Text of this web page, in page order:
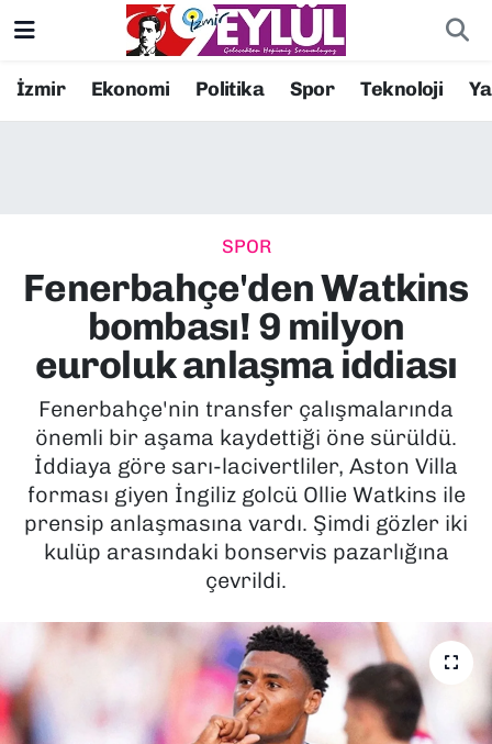
İzmir Ekonomi Politika Spor Teknoloji
SPOR
Fenerbahçe'den Watkins
bombası! 9 milyon
euroluk anlaşma iddiası
Fenerbahçe'nin transfer çalışmalarında
önemli bir aşama kaydettiği öne sürüldü.
İddiaya göre sarı-lacivertliler, Aston Villa
forması giyen İngiliz golcü Ollie Watkins ile
prensip anlaşmasına vardı. Şimdi gözler iki
kulüp arasındaki bonservis pazarlığına
çevrildi.
Resmi İlanlar
EKONOMİ
KÜLTÜR SANAT
MAGAZİN
POLİTİKA
SAĞLIK
TEKNOLOJİ
Konak Nöbetçi Eczaneler
Süper Lig Puan Durumu ve Fikstür
Tüm Manşetler
Son Dakika Haberleri
Haber Arşivi